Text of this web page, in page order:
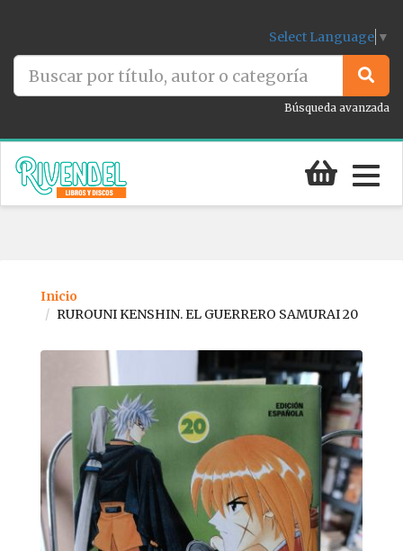
Select Language ▼
Búsqueda avanzada
Inicio
RUROUNI KENSHIN. EL GUERRERO SAMURAI 20